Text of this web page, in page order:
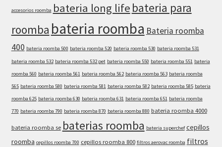
accesorios roomba bateria long life bateria para
roomba bateria roomba Bateria roomba
400 bateria roomba 500 bateria roomba 520 bateria roomba 530 bateria roomba 531
bateria roomba 532 bateria roomba 532 pet bateria roomba 550 bateria roomba 551 bateria
roomba 560 bateria roomba 561 bateria roomba 562 bateria roomba 563 bateria roomba
565 bateria roomba 580 bateria roomba 581 bateria roomba 582 bateria roomba 585 bateria
roomba 625 bateria roomba 630 bateria roomba 631 bateria roomba 651 bateria roomba
770 bateria roomba 790 bateria roomba 870 bateria roomba 880 bateria roomba 4000
bateria roomba se baterias roomba bateria superchef cepillos
roomba cepillos roomba 700 cepillos roomba 800 filtros aerovac roomba filtros